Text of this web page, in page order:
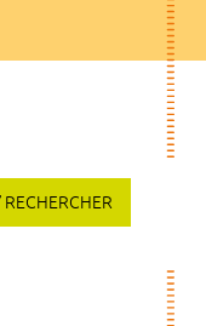
RECHERCHER